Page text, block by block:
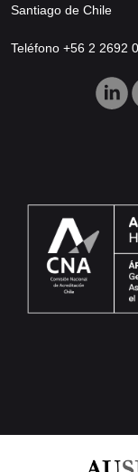
Santiago de Chile
Teléfono +56 2 2692